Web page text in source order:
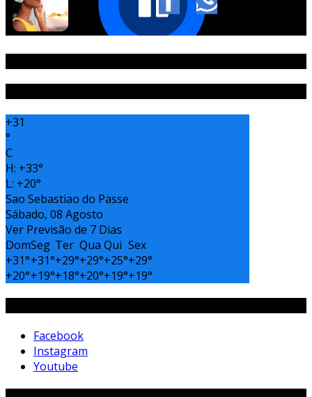
+31
°
C
H: +33°
L: +20°
Sao Sebastiao do Passe
Sábado, 08 Agosto
Ver Previsão de 7 Dias
DomSeg Ter Qua Qui Sex
+31°+31°+29°+29°+25°+29°
+20°+19°+18°+20°+19°+19°
Facebook
Instagram
Youtube